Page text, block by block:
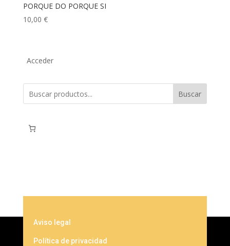
PORQUE DO PORQUE SI
10,00 €
Acceder
Buscar
Aviso legal
Política de privacidad